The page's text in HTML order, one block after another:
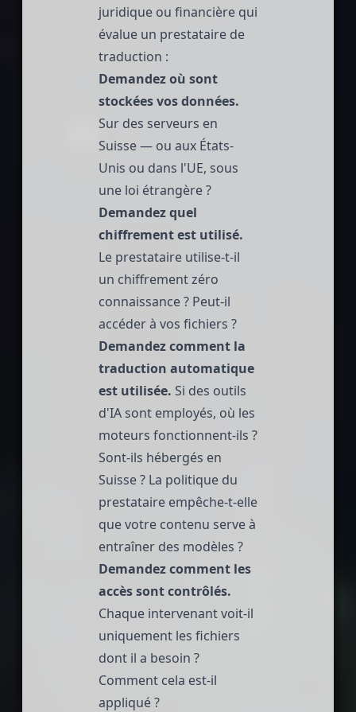
juridique ou financière qui
évalue un prestataire de
traduction :
Demandez où sont
stockées vos données.
Sur des serveurs en
Suisse — ou aux États-
Unis ou dans l'UE, sous
une loi étrangère ?
Demandez quel
chiffrement est utilisé.
Le prestataire utilise-t-il
un chiffrement zéro
connaissance ? Peut-il
accéder à vos fichiers ?
Demandez comment la
traduction automatique
est utilisée. Si des outils
d'IA sont employés, où les
moteurs fonctionnent-ils ?
Sont-ils hébergés en
Suisse ? La politique du
prestataire empêche-t-elle
que votre contenu serve à
entraîner des modèles ?
Demandez comment les
accès sont contrôlés.
Chaque intervenant voit-il
uniquement les fichiers
dont il a besoin ?
Comment cela est-il
appliqué ?